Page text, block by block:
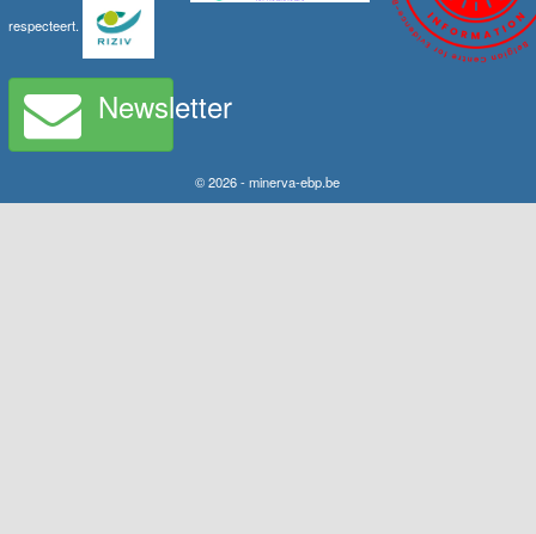
respecteert.
Newsletter
© 2026 - minerva-ebp.be